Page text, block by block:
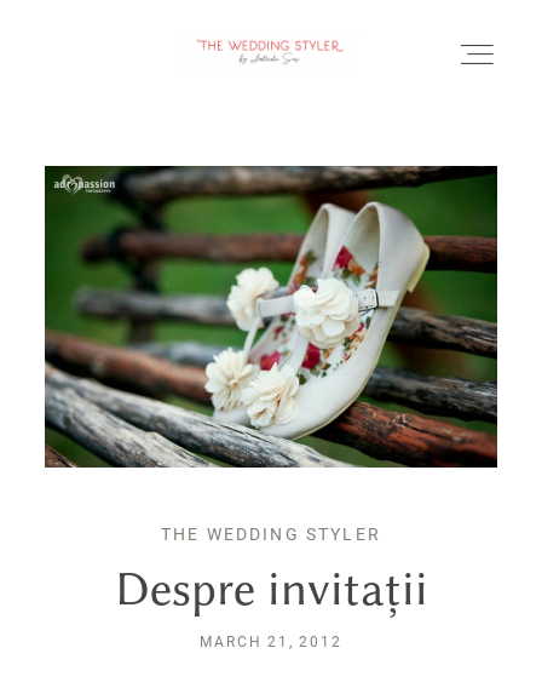
BLOG
SERVICII & FAQ
PORTOFOLIU
THE WEDDING STYLER
Despre invitații
MARCH 21, 2012